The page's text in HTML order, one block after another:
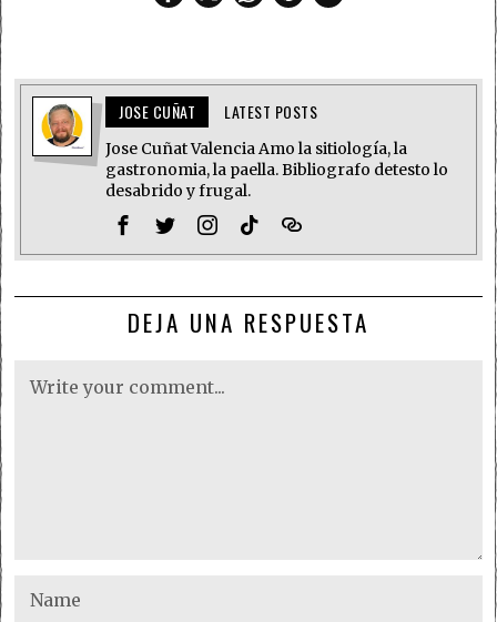
JOSE CUÑAT LATEST POSTS
Jose Cuñat Valencia Amo la sitiología, la
gastronomia, la paella. Bibliografo detesto lo
desabrido y frugal.
DEJA UNA RESPUESTA